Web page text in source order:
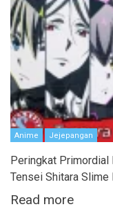
Anime Jejepangan
Peringkat Primordial
Tensei Shitara Slime
Read more